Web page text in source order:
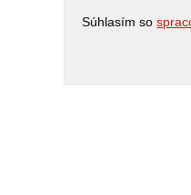
Súhlasím so